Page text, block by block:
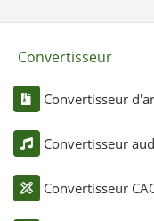
Convertisseur
Convertisseur
Convertisseur
Convertisseur